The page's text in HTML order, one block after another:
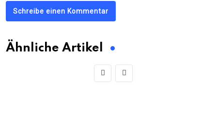
Schreibe einen Kommentar
Ähnliche Artikel